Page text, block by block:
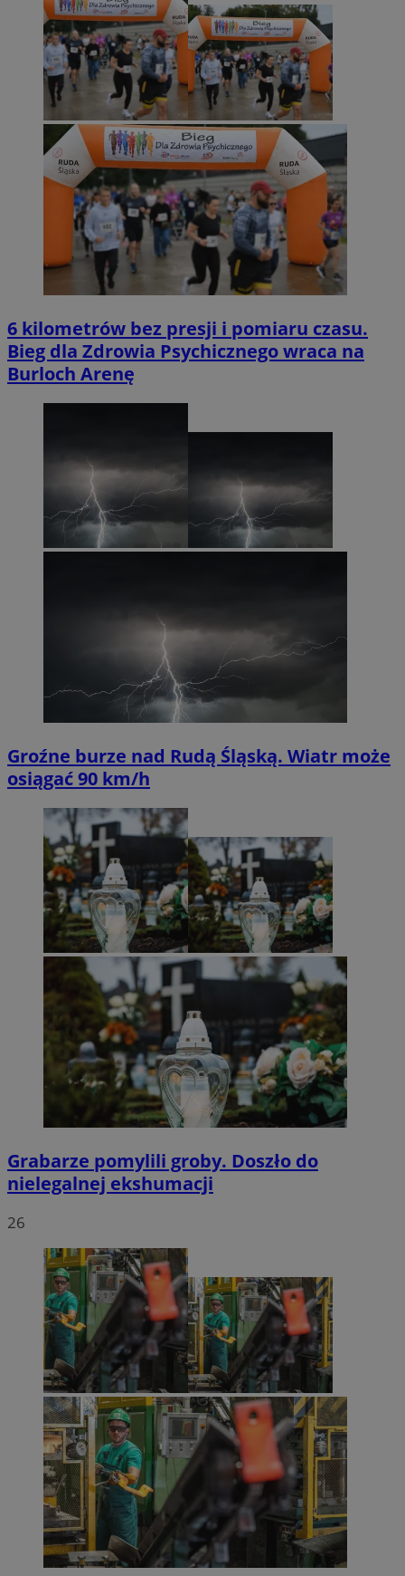
6 kilometrów bez presji i pomiaru czasu.
Bieg dla Zdrowia Psychicznego wraca na
Burloch Arenę
Groźne burze nad Rudą Śląską. Wiatr może
osiągać 90 km/h
Grabarze pomylili groby. Doszło do
nielegalnej ekshumacji
26